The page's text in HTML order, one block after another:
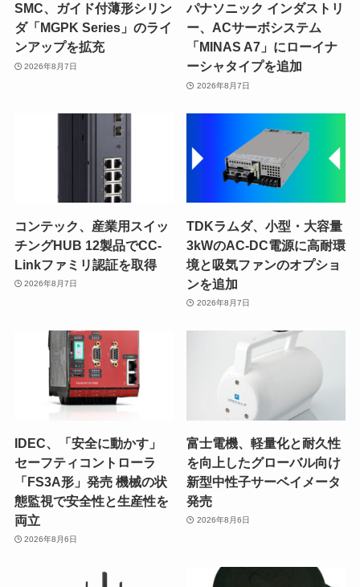
SMC、ガイド付薄形シリン
ダ「MGPK Series」のライ
ンアップを拡充
2026年8月7日
パナソニック インダストリ
ー、ACサーボシステム
「MINAS A7」にローイナ
ーシャタイプを追加
2026年8月7日
コンテック、産業用スイッ
チングHUB 12製品でCC-
Linkファミリ認証を取得
2026年8月7日
TDKラムダ、小型・大容量
3kWのAC-DC電源に高耐環
境と吸気ファンのオプショ
ンを追加
2026年8月7日
IDEC、「安全に動かす」
セーフティコントローラ
「FS3A形」発売 機械の状
態監視で安全性と生産性を
両立
2026年8月6日
富士電機、軽量化と耐久性
を向上したグローバル向け
新型中性子サーベイメータ
発売
2026年8月6日